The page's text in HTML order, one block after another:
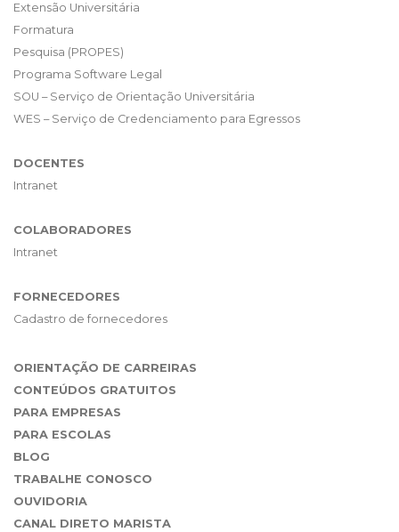
Extensão Universitária
Formatura
Pesquisa (PROPES)
Programa Software Legal
SOU – Serviço de Orientação Universitária
WES – Serviço de Credenciamento para Egressos
DOCENTES
Intranet
COLABORADORES
Intranet
FORNECEDORES
Cadastro de fornecedores
ORIENTAÇÃO DE CARREIRAS
CONTEÚDOS GRATUITOS
PARA EMPRESAS
PARA ESCOLAS
BLOG
TRABALHE CONOSCO
OUVIDORIA
CANAL DIRETO MARISTA